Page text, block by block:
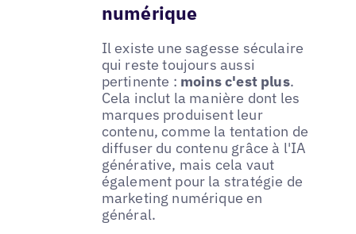
numérique
Il existe une sagesse séculaire
qui reste toujours aussi
pertinente : moins c'est plus.
Cela inclut la manière dont les
marques produisent leur
contenu, comme la tentation de
diffuser du contenu grâce à l'IA
générative, mais cela vaut
également pour la stratégie de
marketing numérique en
général.